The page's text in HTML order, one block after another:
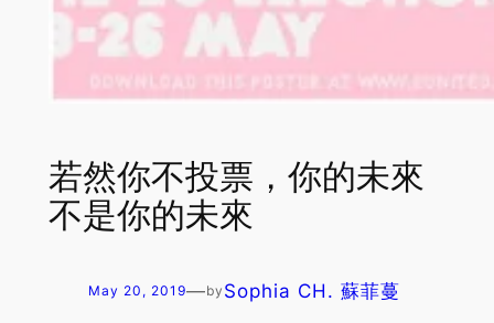
若然你不投票，你的未來
不是你的未來
May 20, 2019—by Sophia CH. 蘇菲蔓